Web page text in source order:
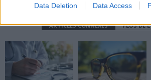
Data Deletion Data Access
ARTICLES CONNEXES PLUS DE